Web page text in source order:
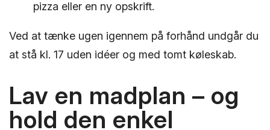
pizza eller en ny opskrift.
Ved at tænke ugen igennem på forhånd undgår du
at stå kl. 17 uden idéer og med tomt køleskab.
Lav en madplan – og
hold den enkel